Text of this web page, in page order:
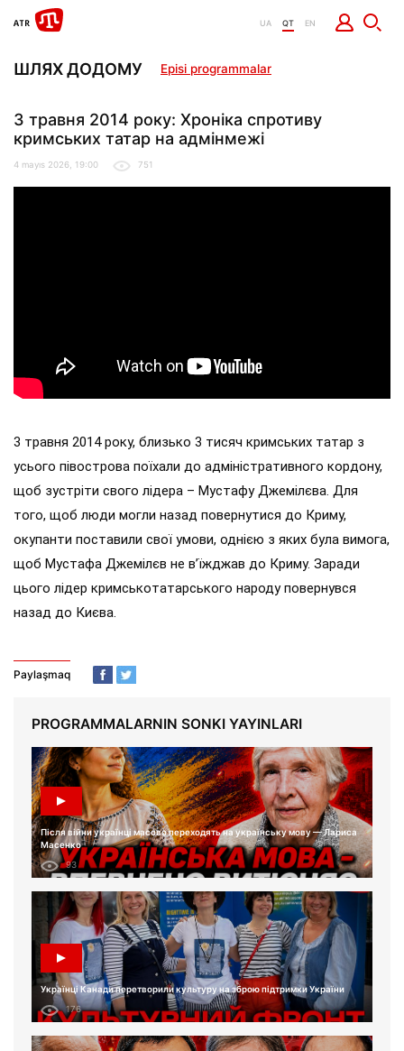
UA QT EN
ШЛЯХ ДОДОМУ Episi programmalar
3 травня 2014 року: Хроніка спротиву
кримських татар на адмінмежі
4 mayıs 2026, 19:00 751
3 травня 2014 року, близько 3 тисяч кримських татар з
усього півострова поїхали до адміністративного кордону,
щоб зустріти свого лідера – Мустафу Джемілєва. Для
того, щоб люди могли назад повернутися до Криму,
окупанти поставили свої умови, однією з яких була вимога,
щоб Мустафа Джемілєв не в’їжджав до Криму. Заради
цього лідер кримськотатарського народу повернувся
назад до Києва.
Paylaşmaq
PROGRAMMALARNIN SONKI YAYINLARI
Після війни українці масово переходять на українську мову — Лариса
Масенко
93
Українці Канади перетворили культуру на зброю підтримки України
176